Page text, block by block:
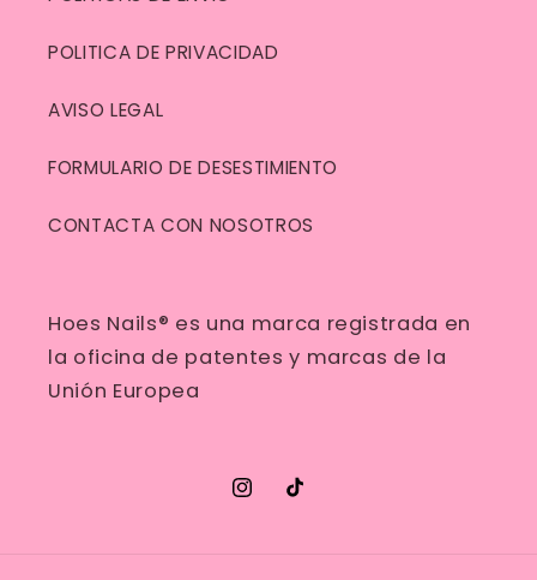
POLITICA DE PRIVACIDAD
AVISO LEGAL
FORMULARIO DE DESESTIMIENTO
CONTACTA CON NOSOTROS
Hoes Nails® es una marca registrada en
la oficina de patentes y marcas de la
Unión Europea
Instagram
TikTok